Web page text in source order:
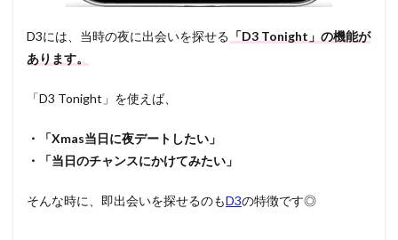
D3には、当時の夜に出会いを探せる 「D3 Tonight」の機能が
あります。
「D3 Tonight」を使えば、
・「Xmas当日に夜デートしたい」
・「当日のチャンスにかけてみたい」
そんな時に、即出会いを探せるのもD3の特徴です◎